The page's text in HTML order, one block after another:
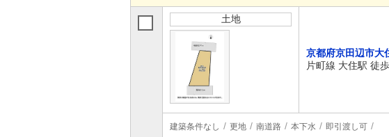
土地
京都府京田辺市大
片町線 大住駅 徒
建築条件なし 更地 南道路 本下水 即引渡し可